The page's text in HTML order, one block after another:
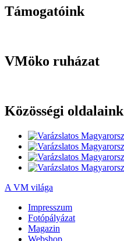
Támogatóink
VMöko ruházat
Közösségi oldalaink
A VM világa
Impresszum
Fotópályázat
Magazin
Webshop